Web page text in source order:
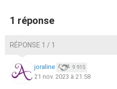
1 réponse
RÉPONSE 1 / 1
joraline 9 915
21 nov. 2023 à 21:58